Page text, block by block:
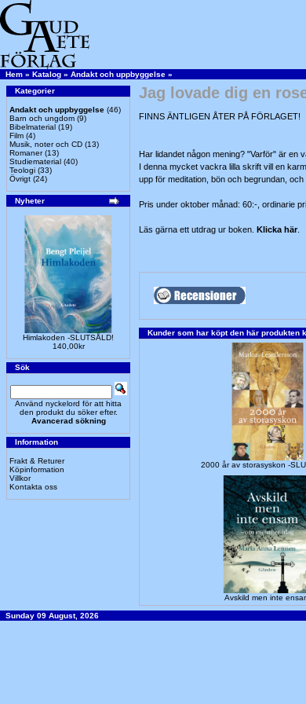
Hem » Katalog » Andakt och uppbyggelse »
Kategorier
Andakt och uppbyggelse (46)
Barn och ungdom (9)
Bibelmaterial (19)
Film (4)
Musik, noter och CD (13)
Romaner(13)
Studiematerial (40)
Teologi (33)
Övrigt (24)
Nyheter
Himlakoden -SLUTSÅLD!
140,00kr
Sök
Använd nyckelord för att hitta
den produkt du söker efter.
Avancerad sökning
Information
Frakt & Returer
Köpinformation
Villkor
Kontakta oss
Jag lovade dig en
FINNS ÄNTLIGEN ÅTER PÅ FÖRLAGET!
Har lidandet någon mening? "Varför" är en
I denna mycket vackra lilla skrift vill en
upp för meditation, bön och begrundan, och
Pris under oktober månad: 60:-, ordinarie
Läs gärna ett utdrag ur boken. Klicka här.
Kunder som har köpt den här produkten
2000 år av storasyskon -
Avskild men inte
Sunday 09 August, 2026